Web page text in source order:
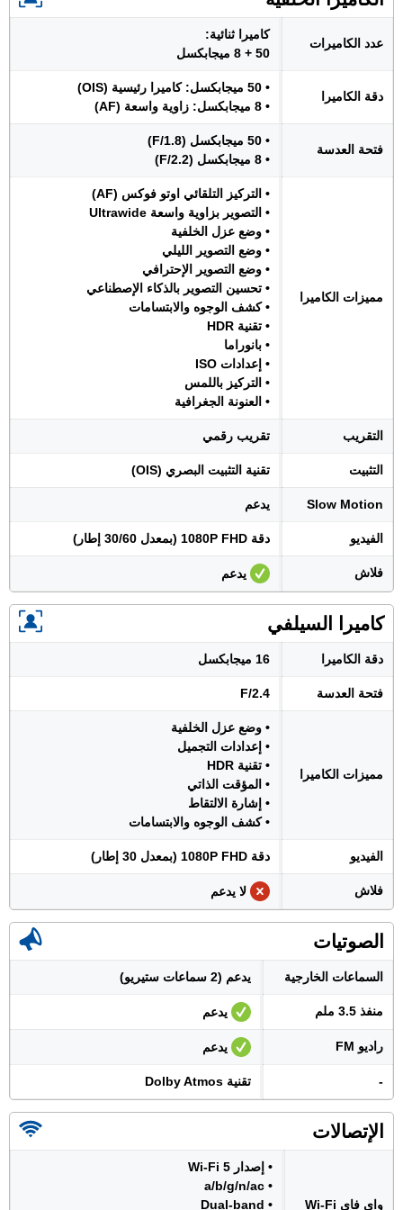
عدد الكاميرات
كاميرا ثنائية:
50 + 8 ميجابكسل
دقة الكاميرا
• 50 ميجابكسل: كاميرا رئيسية (OIS)
• 8 ميجابكسل: زاوية واسعة (AF)
فتحة العدسة
• 50 ميجابكسل (F/1.8)
• 8 ميجابكسل (F/2.2)
مميزات الكاميرا
• التركيز التلقائي اوتو فوكس (AF)
• التصوير بزاوية واسعة Ultrawide
• وضع عزل الخلفية
• وضع التصوير الليلي
• وضع التصوير الإحترافي
• تحسين التصوير بالذكاء الإصطناعي
• كشف الوجوه والابتسامات
• تقنية HDR
• بانوراما
• إعدادات ISO
• التركيز باللمس
• العنونة الجغرافية
التقريب تقريب رقمي
التثبيت تقنية التثبيت البصري (OIS)
Slow Motion يدعم
الفيديو دقة 1080P FHD (بمعدل 30/60 إطار)
فلاش يدعم
كاميرا السيلفي
دقة الكاميرا 16 ميجابكسل
فتحة العدسة F/2.4
مميزات الكاميرا
• وضع عزل الخلفية
• إعدادات التجميل
• تقنية HDR
• المؤقت الذاتي
• إشارة الالتقاط
• كشف الوجوه والابتسامات
الفيديو دقة 1080P FHD (بمعدل 30 إطار)
فلاش لا يدعم
الصوتيات
السماعات الخارجية يدعم (2 سماعات ستيريو)
منفذ 3.5 ملم يدعم
راديو FM يدعم
- تقنية Dolby Atmos
الإتصالات
واي فاي Wi-Fi
• إصدار Wi-Fi 5
• a/b/g/n/ac
• Dual-band